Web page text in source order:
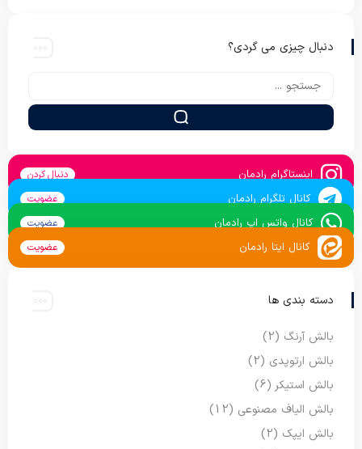
دنبال چیزی می گردی؟
اینستاگرام رادمان دنبال کردن
کانال تلگرام رادمان عضویت
کانال واتس اپ رادمان عضویت
کانال ایتا رادمان عضویت
دسته بندی ها
بالش آرنگ (2)
بالش ارتوپدی (2)
بالش استیکر(6)
بالش الیاف مصنوعی (12)
بالش ایپک (2)